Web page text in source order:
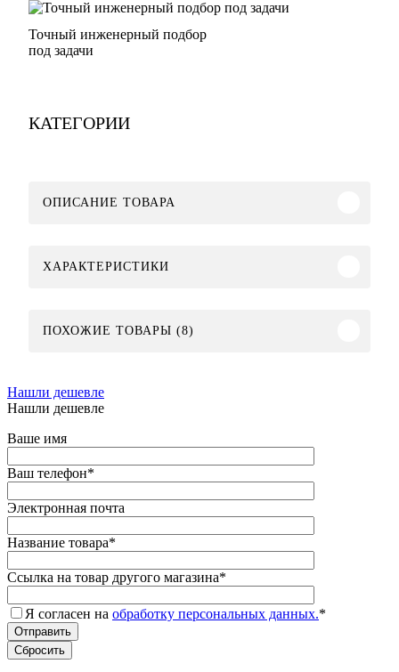
Точный инженерный подбор
под задачи
КАТЕГОРИИ
ОПИСАНИЕ ТОВАРА
ХАРАКТЕРИСТИКИ
ПОХОЖИЕ ТОВАРЫ (8)
Нашли дешевле
Нашли дешевле
Ваше имя
Ваш телефон*
Электронная почта
Название товара*
Ссылка на товар другого магазина*
Я согласен на обработку персональных данных.*